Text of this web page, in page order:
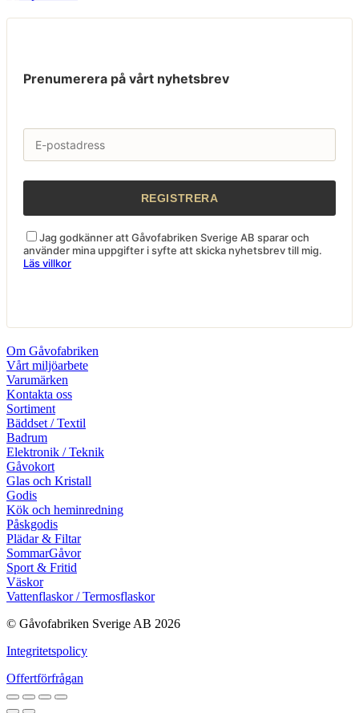
Prenumerera på vårt nyhetsbrev
Jag godkänner att Gåvofabriken Sverige AB sparar och
använder mina uppgifter i syfte att skicka nyhetsbrev till mig.
Läs villkor
Om Gåvofabriken
Vårt miljöarbete
Varumärken
Kontakta oss
Sortiment
Bäddset / Textil
Badrum
Elektronik / Teknik
Gåvokort
Glas och Kristall
Godis
Kök och heminredning
Påskgodis
Plädar & Filtar
SommarGåvor
Sport & Fritid
Väskor
Vattenflaskor / Termosflaskor
© Gåvofabriken Sverige AB 2026
Integritetspolicy
Offertförfrågan